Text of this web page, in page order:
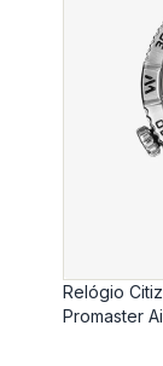
Relógio
Promaster